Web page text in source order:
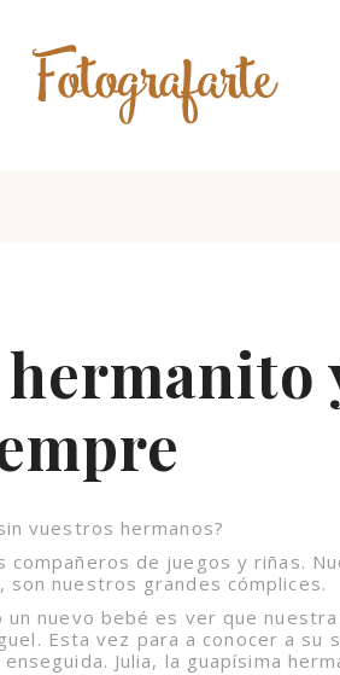
vuestros hermanos?
de juegos y riñas.
nuestros grandes cómplices.
nuevo bebé es ver que
Esta vez para a conocer a su
Julia, la guapísima